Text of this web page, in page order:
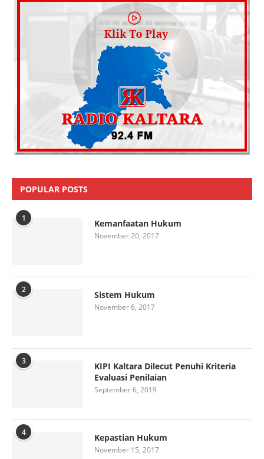
POPULAR POSTS
1 Kemanfaatan Hukum
November 20, 2017
2 Sistem Hukum
November 6, 2017
3
KIPI Kaltara Dilecut Penuhi Kriteria
Evaluasi Penilaian
September 6, 2019
4 Kepastian Hukum
November 15, 2017